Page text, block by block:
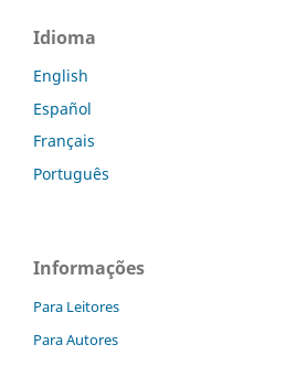
Idioma
English
Español
Français
Português
Informações
Para Leitores
Para Autores